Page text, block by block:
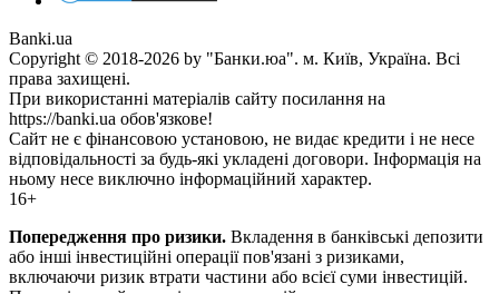
Banki.ua
Copyright © 2018-2026 by "Банки.юа". м. Київ, Україна. Всі
права захищені.
При використанні матеріалів сайту посилання на
https://banki.ua обов'язкове!
Сайт не є фінансовою установою, не видає кредити і не несе
відповідальності за будь-які укладені договори. Інформація на
ньому несе виключно інформаційний характер.
16+
Попередження про ризики. Вкладення в банківські депозити
або інші інвестиційні операції пов'язані з ризиками,
включаючи ризик втрати частини або всієї суми інвестицій.